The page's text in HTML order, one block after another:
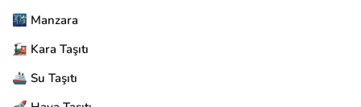
🌃 Manzara
🚂 Kara Taşıtı
🚢 Su Taşıtı